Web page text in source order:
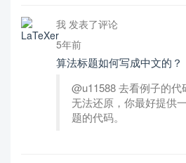
我 发表了评论
5年前
算法标题如何写成中文的？
@u11588 去看例子的代
无法还原，你最好提供
题的代码。